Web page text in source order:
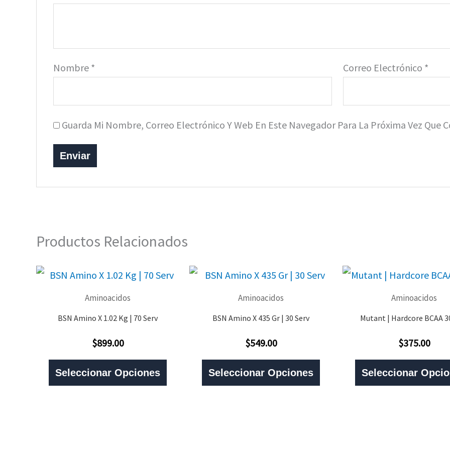
Nombre * Correo Electrónico *
Guarda Mi Nombre, Correo Electrónico Y Web En Este Navegador Para La Próxima Vez Que
Productos Relacionados
Aminoacidos
BSN Amino X 1.02 Kg | 70 Serv
Valorado
0
De
5
$899.00
Seleccionar Opciones
Este
Aminoacidos
BSN Amino X 435 Gr | 30 Serv
Valorado
0
De
5
$549.00
Seleccionar Opciones
Este
Aminoacidos
Mutant | Hardcore BCAA
Valorado
0
De
5
$375.00
Seleccionar